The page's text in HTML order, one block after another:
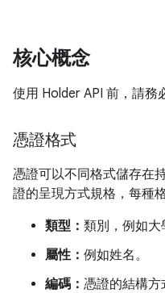
核心概念
使用 Holder API 前，請務
憑證格式
憑證可以不同格式儲存在
證的呈現方式規格，每種
類型： 類別，例如大
屬性： 例如姓名。
編碼： 憑證的結構